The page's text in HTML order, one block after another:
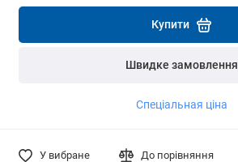
Купити
Швидке замовлення
Спеціальная ціна
У вибране До порівняння